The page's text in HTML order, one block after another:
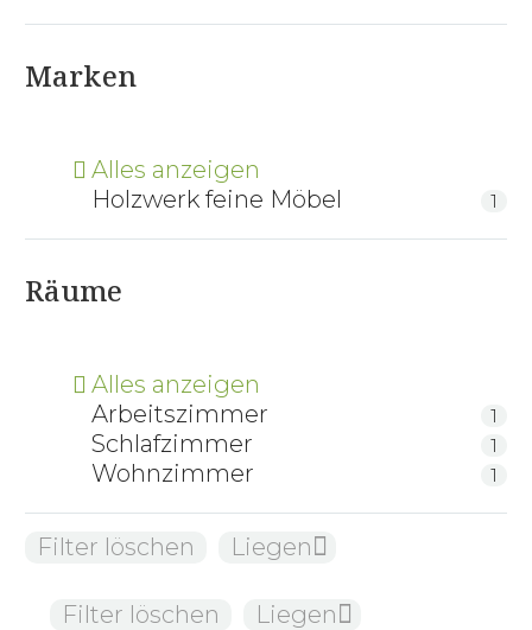
Marken
Alles anzeigen
Holzwerk feine Möbel
1
Räume
Alles anzeigen
Arbeitszimmer
1
Schlafzimmer 1
Wohnzimmer 1
Filter löschen Liegen
Filter löschen Liegen